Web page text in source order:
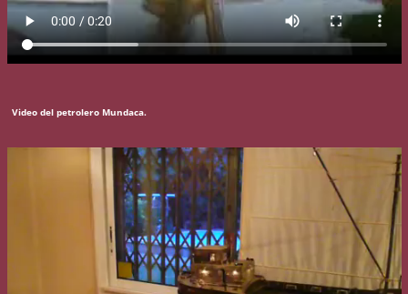
Video del petrolero Mundaca.